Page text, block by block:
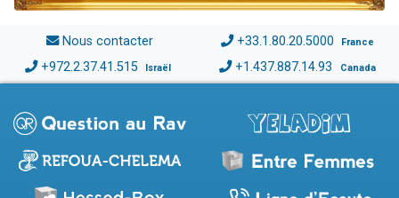
Nous contacter +33.1.80.20.5000 France
+972.2.37.41.515 Israël +1.437.887.14.93 Canada